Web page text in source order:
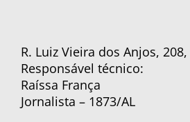
R. Luiz Vieira dos Anjos,
Responsável técnico:
Raíssa França
Jornalista – 1873/AL